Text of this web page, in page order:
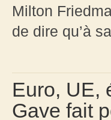
Milton
de dire qu’à
Euro, UE,
Gave fait